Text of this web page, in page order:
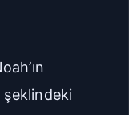
şeklindeki